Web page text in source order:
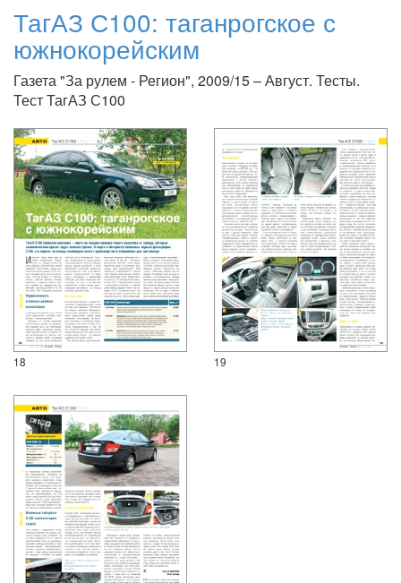
ТагАЗ С100: таганрогское с
южнокорейским
Газета "За рулем - Регион", 2009/15 – Август. Тесты.
Тест ТагАЗ С100
18 19